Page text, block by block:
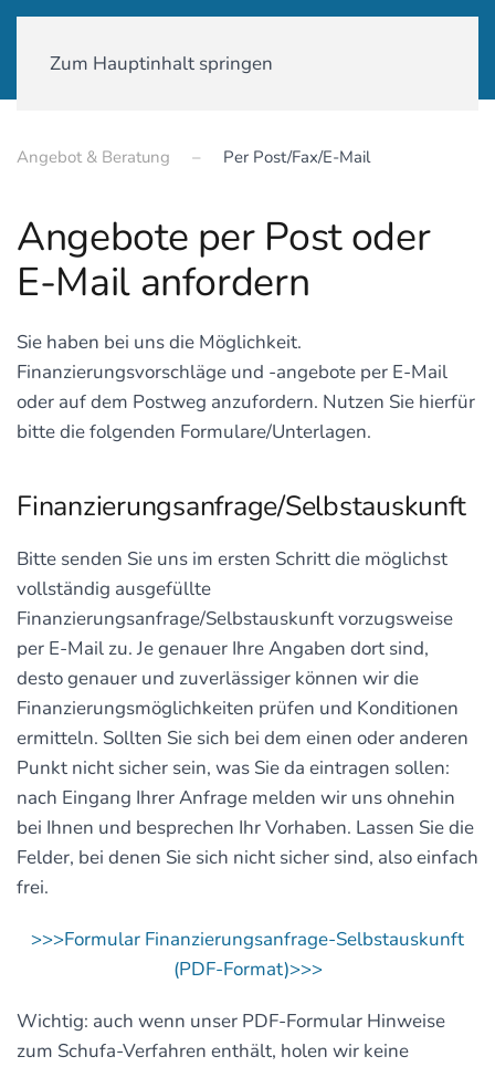
Zum Hauptinhalt springen
Angebot & Beratung Per Post/Fax/E-Mail
Angebote per Post oder
E-Mail anfordern
Sie haben bei uns die Möglichkeit.
Finanzierungsvorschläge und -angebote per E-Mail
oder auf dem Postweg anzufordern. Nutzen Sie hierfür
bitte die folgenden Formulare/Unterlagen.
Finanzierungsanfrage/Selbstauskunft
Bitte senden Sie uns im ersten Schritt die möglichst
vollständig ausgefüllte
Finanzierungsanfrage/Selbstauskunft vorzugsweise
per E-Mail zu. Je genauer Ihre Angaben dort sind,
desto genauer und zuverlässiger können wir die
Finanzierungsmöglichkeiten prüfen und Konditionen
ermitteln. Sollten Sie sich bei dem einen oder anderen
Punkt nicht sicher sein, was Sie da eintragen sollen:
nach Eingang Ihrer Anfrage melden wir uns ohnehin
bei Ihnen und besprechen Ihr Vorhaben. Lassen Sie die
Felder, bei denen Sie sich nicht sicher sind, also einfach
frei.
>>>Formular Finanzierungsanfrage-Selbstauskunft
(PDF-Format)>>>
Wichtig: auch wenn unser PDF-Formular Hinweise
zum Schufa-Verfahren enthält, holen wir keine